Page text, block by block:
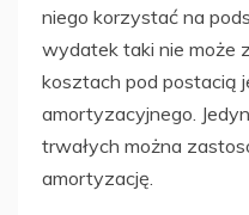
niego korzystać na
wydatek taki nie może
kosztach pod postacią
amortyzacyjnego.
trwałych można
amortyzację.